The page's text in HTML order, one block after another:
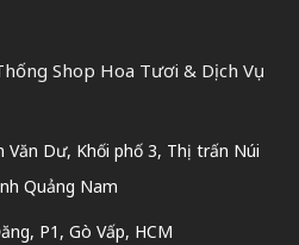
Shop Hoa Tươi & Dịch Vụ
Văn Dư, Khối phố 3, Thị trấn Núi
Quảng Nam
P1, Gò Vấp, HCM